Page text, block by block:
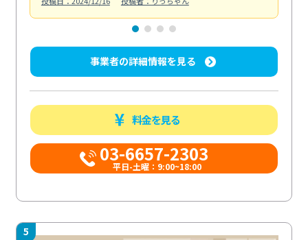
事業者の詳細情報を見る
料金を見る
03-6657-2303
平日-土曜：9:00~18:00
5